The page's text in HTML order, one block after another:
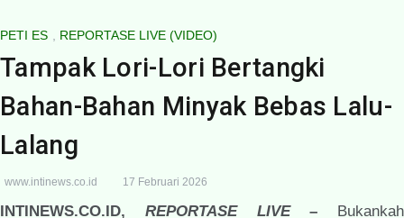
PETI ES , REPORTASE LIVE (VIDEO)
Tampak Lori-Lori Bertangki
Bahan-Bahan Minyak Bebas Lalu-
Lalang
www.intinews.co.id 17 Februari 2026
INTINEWS.CO.ID, REPORTASE LIVE– Bukankah